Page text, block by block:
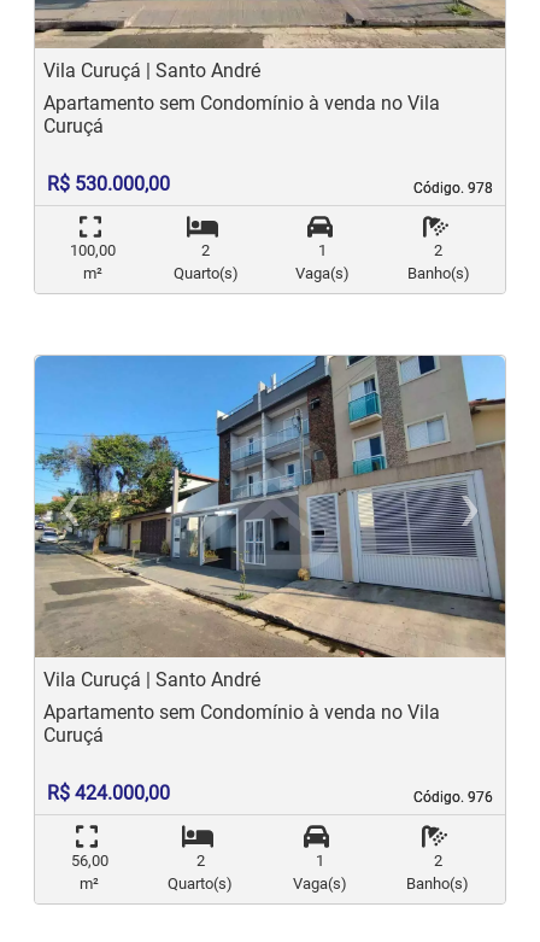
Vila Curuçá | Santo André
Código. 978
Código. 978
Apartamento sem Condomínio à venda no Vila
Curuçá
R$ 530.000,00
100,00
m²
2
Quarto(s)
1
Vaga(s)
2
Banho(s)
‹
Previous
›
Vila Curuçá | Santo André
Código. 976
Código. 976
Apartamento sem Condomínio à venda no Vila
Curuçá
R$ 424.000,00
56,00
m²
2
Quarto(s)
1
Vaga(s)
2
Banho(s)